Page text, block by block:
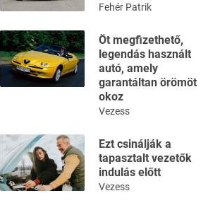
Fehér Patrik
Öt megfizethető,
legendás használt
autó, amely
garantáltan örömöt
okoz
Vezess
Ezt csinálják a
tapasztalt vezetők
indulás előtt
Vezess